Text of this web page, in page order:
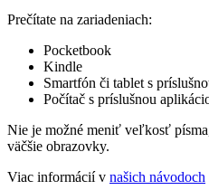
Prečítate na zariadeniach:
Pocketbook
Kindle
Smartfón či tablet s
Počítač s príslušnou
Nie je možné meniť veľkosť
väčšie obrazovky.
Viac informácií v našich návodoch